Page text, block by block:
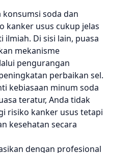
soda dan
kanker usus cukup jelas
ilmiah. Di sisi lain, puasa
mekanisme
pengurangan
perbaikan sel.
kebiasaan minum soda
teratur, Anda tidak
risiko kanker usus tetapi
kesehatan secara
dengan profesional